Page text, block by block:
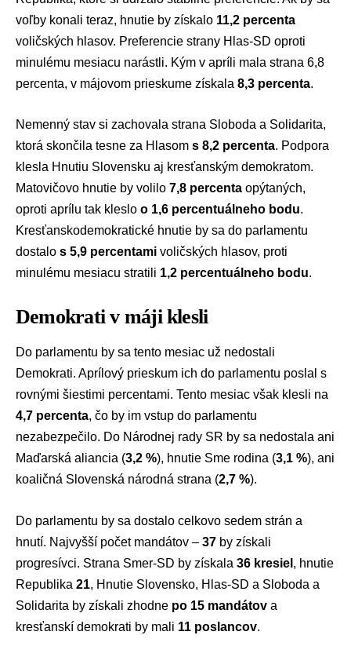
voľby konali teraz, hnutie by získalo 11,2 percenta
voličských hlasov. Preferencie strany Hlas-SD oproti
minulému mesiacu narástli. Kým v apríli mala strana 6,8
percenta, v májovom prieskume získala 8,3 percenta.
Nemenný stav si zachovala strana Sloboda a Solidarita,
ktorá skončila tesne za Hlasom s 8,2 percenta. Podpora
klesla Hnutiu Slovensku aj kresťanským demokratom.
Matovičovo hnutie by volilo 7,8 percenta opýtaných,
oproti aprílu tak kleslo o 1,6 percentuálneho bodu.
Kresťanskodemokratické hnutie by sa do parlamentu
dostalo s 5,9 percentami voličských hlasov, proti
minulému mesiacu stratili 1,2 percentuálneho bodu.
Demokrati v máji klesli
Do parlamentu by sa tento mesiac už nedostali
Demokrati. Aprílový prieskum ich do parlamentu poslal s
rovnými šiestimi percentami. Tento mesiac však klesli na
4,7 percenta, čo by im vstup do parlamentu
nezabezpečilo. Do Národnej rady SR by sa nedostala ani
Maďarská aliancia (3,2 %), hnutie Sme rodina (3,1 %), ani
koaličná Slovenská národná strana (2,7 %).
Do parlamentu by sa dostalo celkovo sedem strán a
hnutí. Najvyšší počet mandátov – 37 by získali
progresívci. Strana Smer-SD by získala 36 kresiel , hnutie
Republika 21, Hnutie Slovensko, Hlas-SD a Sloboda a
Solidarita by získali zhodne po 15 mandátov a
kresťanskí demokrati by mali 11 poslancov.